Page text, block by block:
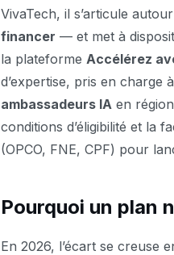
VivaTech, il s’articule
financer — et met à
la plateforme Accélérez
d’expertise, pris en charge
ambassadeurs IA en
conditions d’éligibilité et la
(OPCO, FNE, CPF) pour
Pourquoi un plan
En 2026, l’écart se creuse